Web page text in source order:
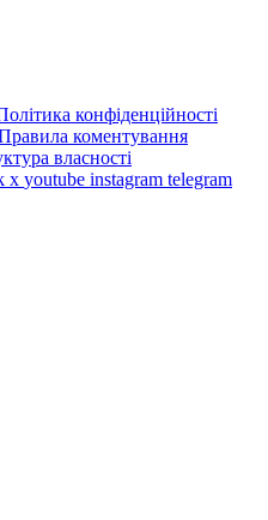
конфіденційності
коментування
власності
x youtube instagram telegram